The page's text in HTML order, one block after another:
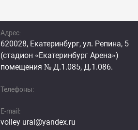
Адрес:
620028, Екатеринбург, ул. Репина, 5
(стадион «Екатеринбург Арена»)
помещения № Д.1.085, Д.1.086.
Телефоны:
E-mail:
volley-ural@yandex.ru